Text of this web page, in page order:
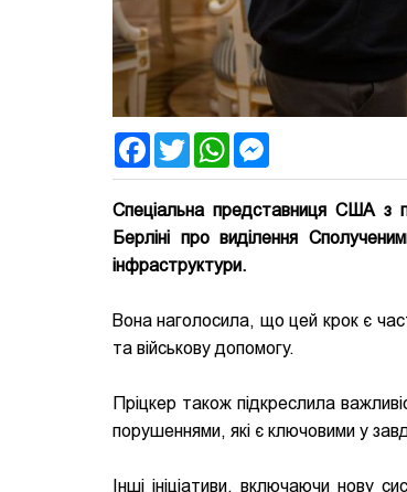
FacebookTwitter WhatsApp
Спеціальна представниця США з
Берліні про виділення
інфраструктури.
Вона наголосила, що цей крок є
та військову допомогу.
Пріцкер також підкреслила
порушеннями, які є ключовими у
Інші ініціативи, включаючи нову